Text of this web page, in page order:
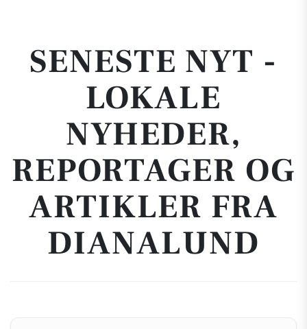
SENESTE NYT -
LOKALE
NYHEDER,
REPORTAGER OG
ARTIKLER FRA
DIANALUND